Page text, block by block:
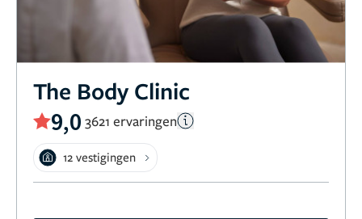
The Body Clinic
9,0 3621 ervaringen
12 vestigingen